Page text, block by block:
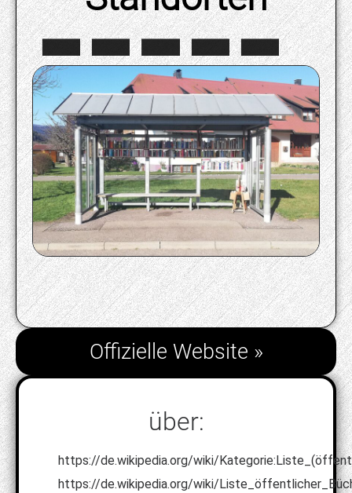
Offizielle Website »
über:
https://de.wikipedia.org/wiki/
https://de.wikipedia.org/wiki/